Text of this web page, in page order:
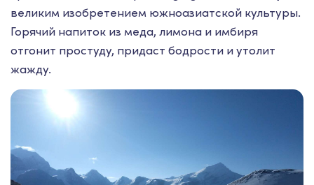
великим изобретением южноазиатской культуры.
Горячий напиток из меда, лимона и имбиря
отгонит простуду, придаст бодрости и утолит
жажду.